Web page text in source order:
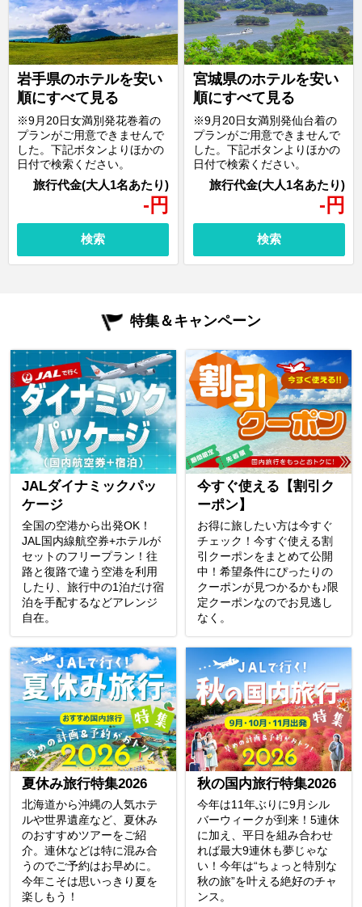
岩手県のホテルを安い
順にすべて見る
- 円
※9月20日女満別発花巻着の
プランがご用意できませんで
した。下記ボタンよりほかの
日付で検索ください。
検索
宮城県のホテルを安い
順にすべて見る
- 円
※9月20日女満別発仙台着の
プランがご用意できませんで
した。下記ボタンよりほかの
日付で検索ください。
検索
特集＆キャンペーン
JALダイナミックパッ
ケージ
全国の空港から出発OK！
JAL国内線航空券+ホテルが
セットのフリープラン！往
路と復路で違う空港を利用
したり、旅行中の1泊だけ宿
泊を手配するなどアレンジ
自在。
今すぐ使える【割引ク
ーポン】
お得に旅したい方は今すぐ
チェック！今すぐ使える割
引クーポンをまとめて公開
中！希望条件にぴったりの
クーポンが見つかるかも♪限
定クーポンなのでお見逃し
なく。
夏休み旅行特集2026
北海道から沖縄の人気ホテ
ルや世界遺産など、夏休み
のおすすめツアーをご紹
介。連休などは特に混み合
うのでご予約はお早めに。
今年こそは思いっきり夏を
楽しもう！
秋の国内旅行特集2026
今年は11年ぶりに9月シル
バーウィークが到来！5連休
に加え、平日を組み合わせ
れば最大9連休も夢じゃな
い！今年は“ちょっと特別な
秋の旅”を叶える絶好のチャ
ンス。